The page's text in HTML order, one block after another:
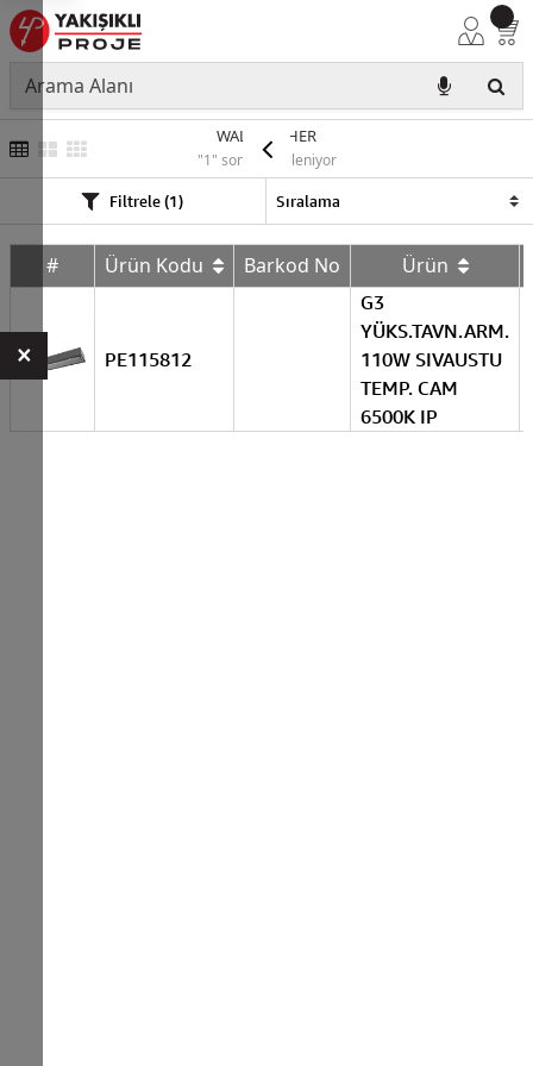
WALLWASHER
"1" sonuç listeleniyor
Filtrele (1)
# Ürün Kodu Barkod No Ürün
PE115812
G3
YÜKS.TAVN.ARM.
110W SIVAUSTU
TEMP. CAM
6500K IP
×